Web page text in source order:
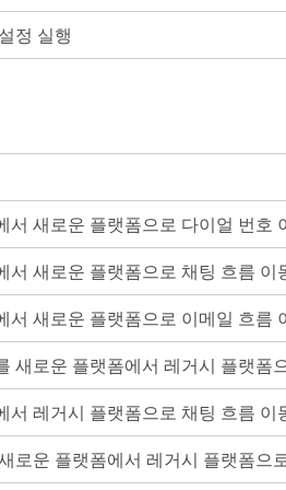
정 실행
서 새로운 플랫폼으로 다이얼 번호
서 새로운 플랫폼으로 채팅 흐름 이
서 새로운 플랫폼으로 이메일 흐름
새로운 플랫폼에서 레거시 플랫폼
서 레거시 플랫폼으로 채팅 흐름 이
로운 플랫폼에서 레거시 플랫폼으